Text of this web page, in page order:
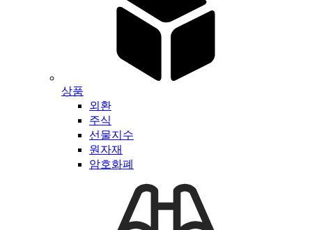
상품
외환
주식
선물지수
원자재
암호화폐